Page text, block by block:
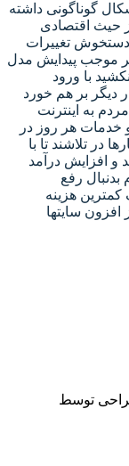
گوناگونی داشته
حیث اقتصادی
تغییرات
موجب پیدایش مدل
با ورود
دیگر بر هم خورد
به اینترنت
خدمات هر روز در
تلاشند تا با
افزایش درآمد
رفع
هزینه
سایتها
توسط